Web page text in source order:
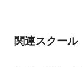
関連スクール